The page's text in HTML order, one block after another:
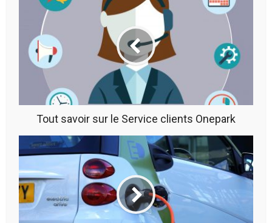
Tout savoir sur le Service clients Onepark